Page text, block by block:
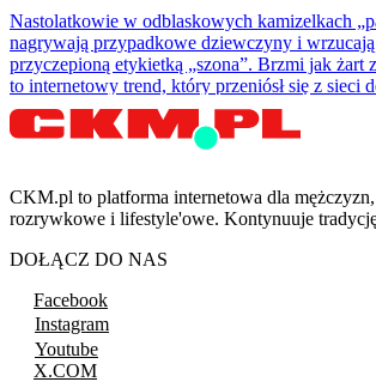
Nastolatkowie w odblaskowych kamizelkach
nagrywają przypadkowe dziewczyny i
przyczepioną etykietką „szona”. Brzmi jak żart
to internetowy trend, który przeniósł się z sieci
CKM.pl to platforma internetowa dla
rozrywkowe i lifestyle'owe. Kontynuuje
DOŁĄCZ DO NAS
Facebook
Instagram
Youtube
X.COM